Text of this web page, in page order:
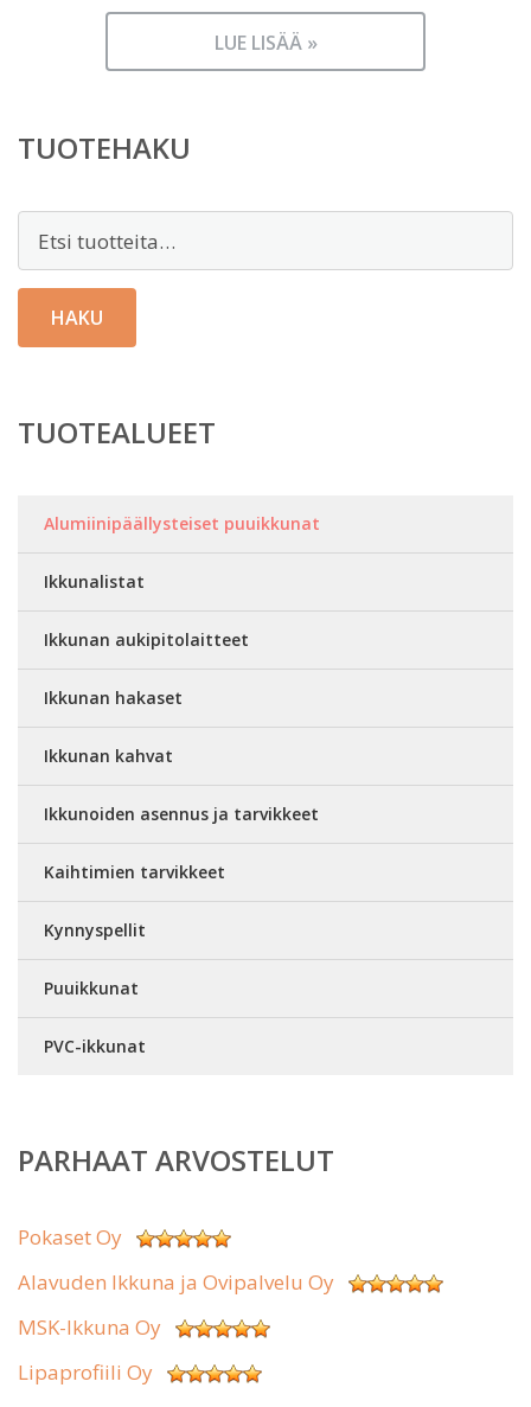
LUE LISÄÄ »
TUOTEHAKU
HAKU
TUOTEALUEET
Alumiinipäällysteiset puuikkunat
Ikkunalistat
Ikkunan aukipitolaitteet
Ikkunan hakaset
Ikkunan kahvat
Ikkunoiden asennus ja tarvikkeet
Kaihtimien tarvikkeet
Kynnyspellit
Puuikkunat
PVC-ikkunat
PARHAAT ARVOSTELUT
Pokaset Oy
Alavuden Ikkuna ja Ovipalvelu Oy
MSK-Ikkuna Oy
Lipaprofiili Oy